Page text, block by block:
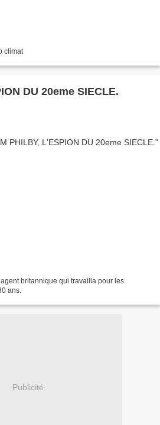
climat
DU 20eme SIECLE.
britannique qui travailla pour les
ans.
Publicité